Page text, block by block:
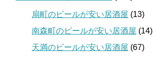
扇町のビールが安い居酒屋 (13)
南森町のビールが安い居酒屋 (14)
天満のビールが安い居酒屋 (67)